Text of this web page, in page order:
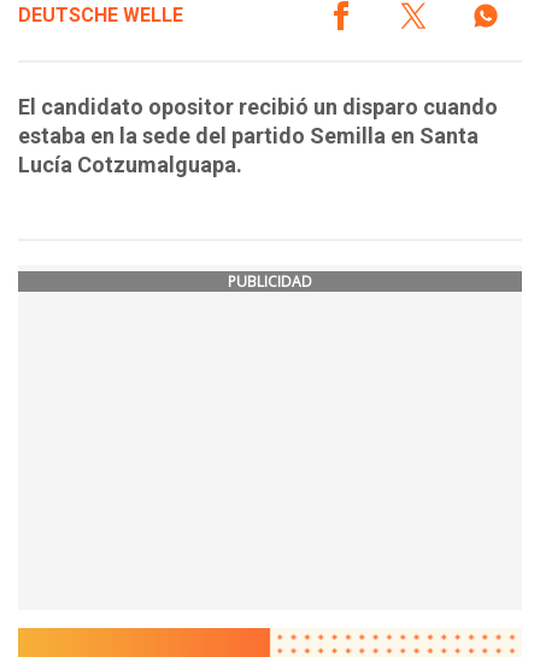
DEUTSCHE WELLE
El candidato opositor recibió un disparo cuando
estaba en la sede del partido Semilla en Santa
Lucía Cotzumalguapa.
PUBLICIDAD